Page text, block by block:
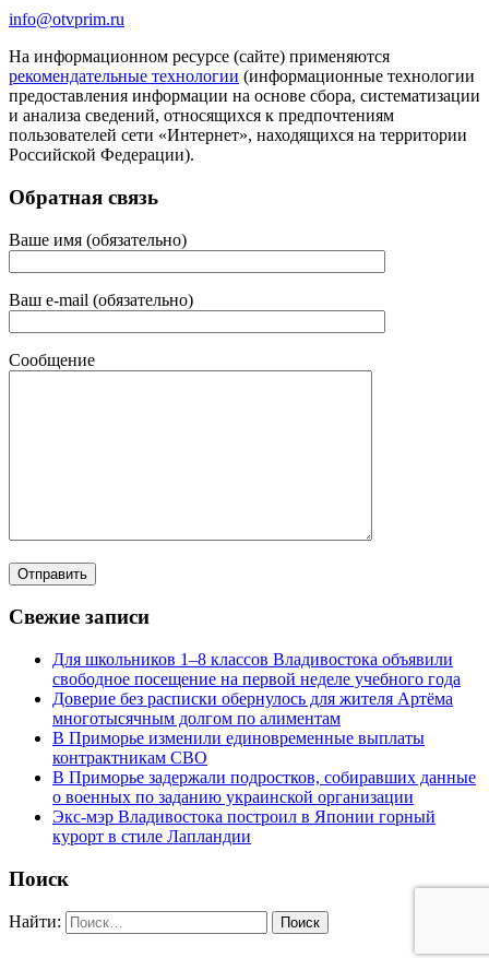
info@otvprim.ru
На информационном ресурсе (сайте) применяются
рекомендательные технологии (информационные технологии
предоставления информации на основе сбора, систематизации
и анализа сведений, относящихся к предпочтениям
пользователей сети «Интернет», находящихся на территории
Российской Федерации).
Обратная связь
Ваше имя (обязательно)
Ваш e-mail (обязательно)
Сообщение
Свежие записи
Для школьников 1–8 классов Владивостока объявили
свободное посещение на первой неделе учебного года
Доверие без расписки обернулось для жителя Артёма
многотысячным долгом по алиментам
В Приморье изменили единовременные выплаты
контрактникам СВО
В Приморье задержали подростков, собиравших данные
о военных по заданию украинской организации
Экс-мэр Владивостока построил в Японии горный
курорт в стиле Лапландии
Поиск
Найти: